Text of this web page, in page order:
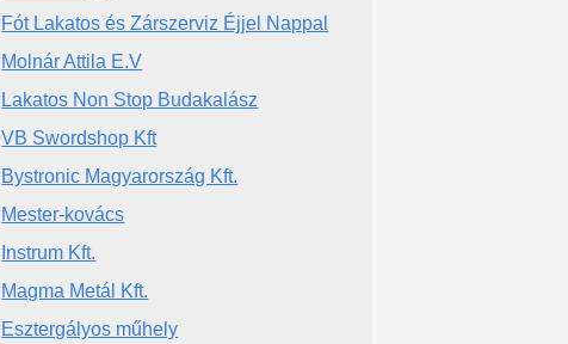
Fót Lakatos és Zárszerviz Éjjel Nappal
Molnár Attila E.V
Lakatos Non Stop Budakalász
VB Swordshop Kft
Bystronic Magyarország Kft.
Mester-kovács
Instrum Kft.
Magma Metál Kft.
Esztergályos műhely